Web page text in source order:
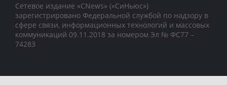
Сетевое издание «CNews» («СиНьюс»)
зарегистрировано Федеральной службой по надзору в
сфере связи, информационных технологий и массовых
коммуникаций 09.11.2018 за номером Эл № ФС77 –
74283